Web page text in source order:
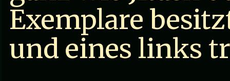
Exemplare
und eines links